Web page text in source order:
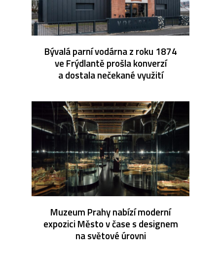
Bývalá parní vodárna z roku 1874
ve Frýdlantě prošla konverzí
a dostala nečekané využití
Muzeum Prahy nabízí moderní
expozici Město v čase s designem
na světové úrovni